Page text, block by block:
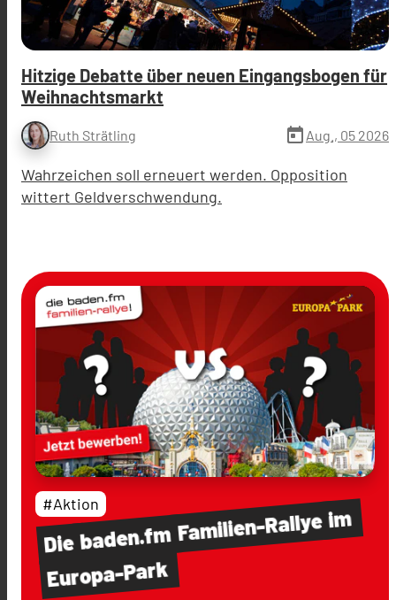
Hitzige Debatte über neuen Eingangsbogen für
Weihnachtsmarkt
Ruth Strätling today Aug., 05 2026
Wahrzeichen soll erneuert werden. Opposition
wittert Geldverschwendung.
Diebaden.fmFamilien-Rallyeim
Europa-Park
#Aktion